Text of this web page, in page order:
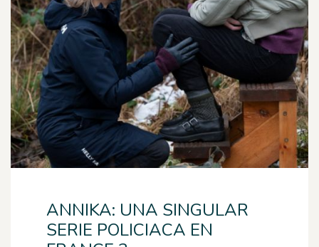
ANNIKA: UNA SINGULAR
SERIE POLICIACA EN